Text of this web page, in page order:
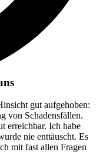
gut aufgehoben:
von Schadensfällen.
erreichbar. Ich habe
nie enttäuscht. Es
mit fast allen Fragen